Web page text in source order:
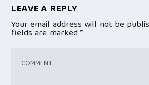
LEAVE A REPLY
Your email address will not be
fields are marked*